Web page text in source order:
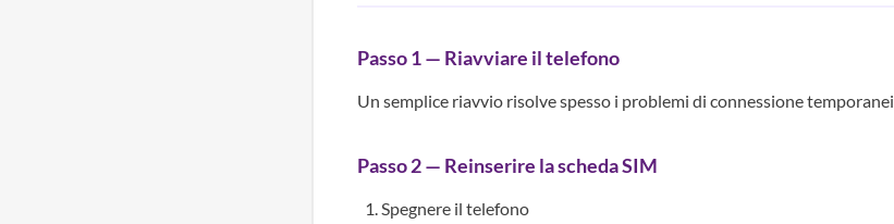
Passo 1 — Riavviare il telefono
Un semplice riavvio risolve spesso i problemi di connessione temporanei.
Passo 2 — Reinserire la scheda SIM
Spegnere il telefono